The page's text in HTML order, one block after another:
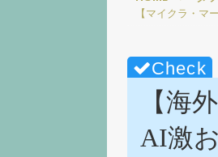
【マイクラ・マ
【海
AI激